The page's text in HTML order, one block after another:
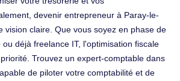
devenir entrepreneur à Paray-le-
vision claire. Que vous soyez en phase de
déjà freelance IT, l'optimisation fiscale
Trouvez un expert-comptable dans
de piloter votre comptabilité et de